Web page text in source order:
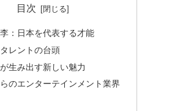
目次
：日本を代表する才能
レントの台頭
生み出す新しい魅力
のエンターテインメント業界